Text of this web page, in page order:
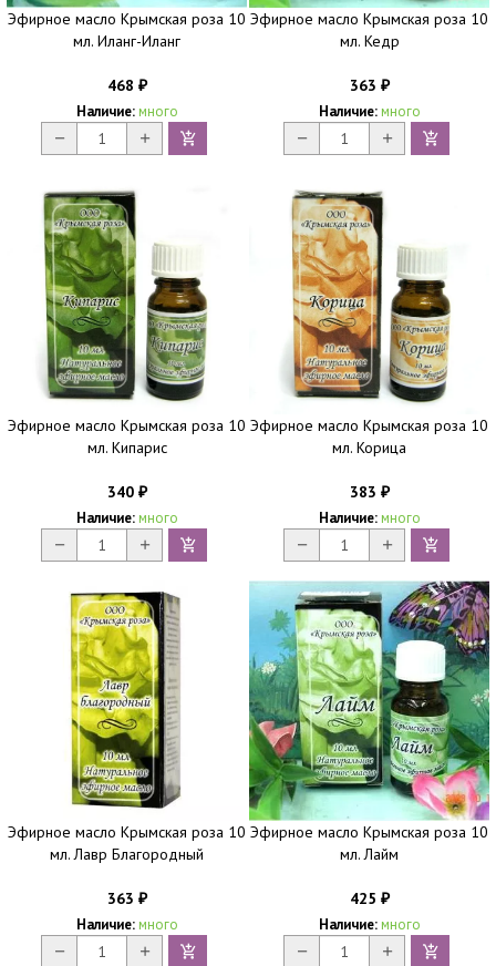
Эфирное масло Крымская роза 10
мл. Иланг-Иланг
468 ₽
Наличие: много
Эфирное масло Крымская роза 10
мл. Кедр
363 ₽
Наличие: много
Эфирное масло Крымская роза 10
мл. Кипарис
340 ₽
Наличие: много
Эфирное масло Крымская роза 10
мл. Корица
383 ₽
Наличие: много
Эфирное масло Крымская роза 10
мл. Лавр Благородный
363 ₽
Наличие: много
Эфирное масло Крымская роза 10
мл. Лайм
425 ₽
Наличие: много